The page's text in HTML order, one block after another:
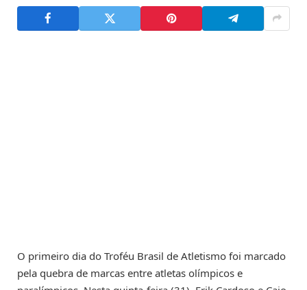
O primeiro dia do Troféu Brasil de Atletismo foi marcado
pela quebra de marcas entre atletas olímpicos e